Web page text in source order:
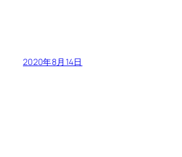
2020年8月14日